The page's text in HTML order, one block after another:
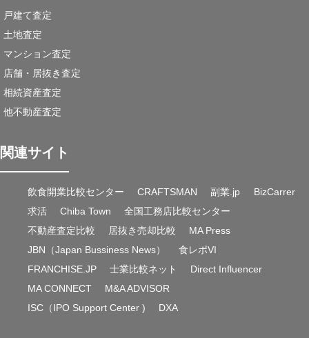
戸建て査定
土地査定
マンション査定
店舗・居抜き査定
相続資産査定
他不動産査定
関連サイト
飲食開業比較センター CRAFTSMAN 副業.jp
BizCarrer
求活
Chiba Town
全国工務店比較センター
不動産査定比較
居抜き売却比較
MA Press
JBN（Japan Bussiness News）
食レポVI
FRANCHISE.JP
士業比較ネット
Direct Influencer
MA CONNECT
M&A ADVISOR
ISC（IPO Support Center )
DXA